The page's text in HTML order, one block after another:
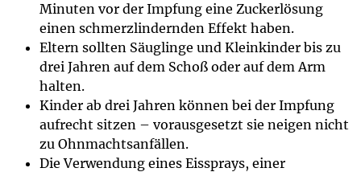
Minuten vor der Impfung eine Zuckerlösung
einen schmerzlindernden Effekt haben.
Eltern sollten Säuglinge und Kleinkinder bis zu
drei Jahren auf dem Schoß oder auf dem Arm
halten.
Kinder ab drei Jahren können bei der Impfung
aufrecht sitzen – vorausgesetzt sie neigen nicht
zu Ohnmachtsanfällen.
Die Verwendung eines Eissprays, einer